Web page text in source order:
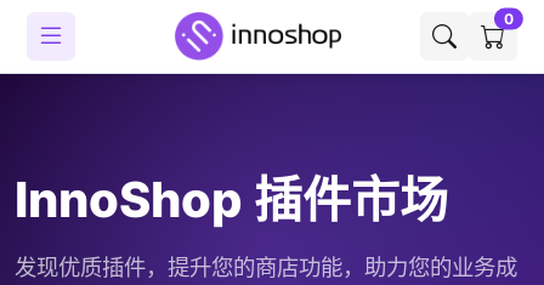
0
InnoShop 插件市场
发现优质插件，提升您的商店功能，助力您的业务成